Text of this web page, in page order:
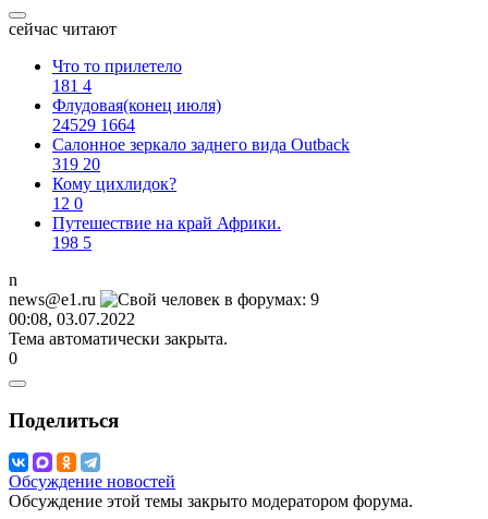
сейчас читают
Что то прилетело
181 4
Флудовая(конец июля)
24529 1664
Салонное зеркало заднего вида Outback
319 20
Кому цихлидок?
12 0
Путешествие на край Африки.
198 5
n
news@e1.ru
00:08, 03.07.2022
Тема автоматически закрыта.
0
Поделиться
Обсуждение новостей
Обсуждение этой темы закрыто модератором форума.